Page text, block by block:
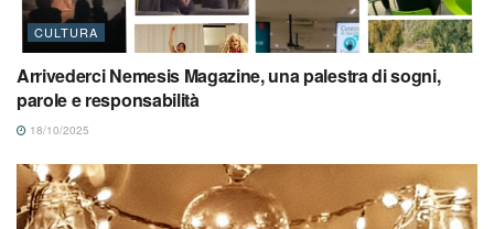
CULTURA
Arrivederci Nemesis Magazine, una palestra di sogni,
parole e responsabilità
18/10/2025